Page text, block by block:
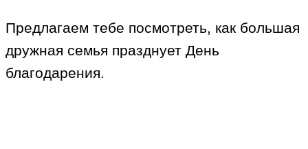
Предлагаем тебе посмотреть, как большая
дружная семья празднует День
благодарения.